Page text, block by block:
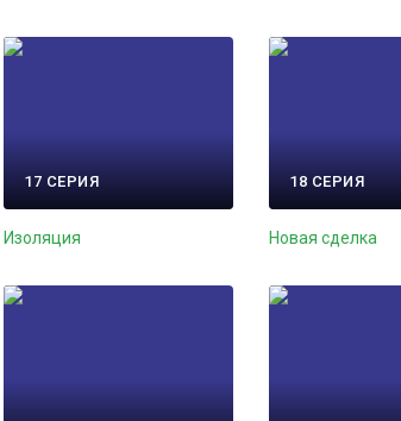
17 СЕРИЯ
Изоляция
18 СЕРИЯ
Новая сделка